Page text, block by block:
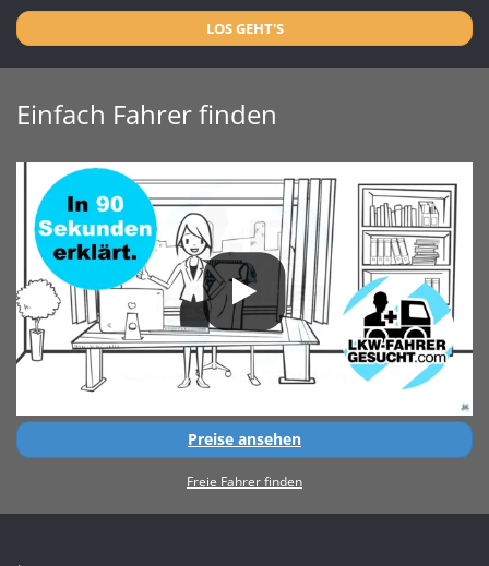
LOS GEHT'S
Einfach Fahrer finden
Preise ansehen
Freie Fahrer finden